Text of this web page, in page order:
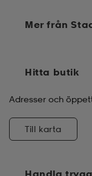
Handla
Mer från
Hitta butik
Adresser och
Till karta